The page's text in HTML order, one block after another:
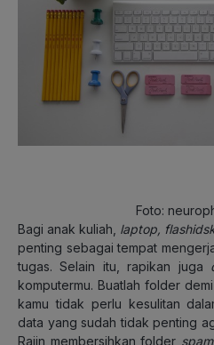
Foto:
Bagi anak kuliah, laptop,
penting sebagai tempat
tugas. Selain itu, rapikan juga
komputermu. Buatlah folder
kamu tidak perlu kesulitan
data yang sudah tidak penting
Rajin membersihkan folder spam